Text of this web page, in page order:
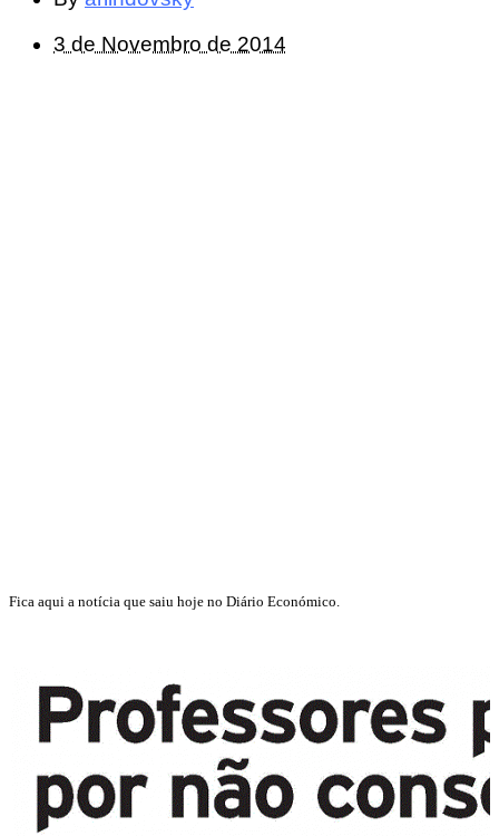
3 de Novembro de 2014
Fica aqui a notícia que saiu hoje no Diário Económico.